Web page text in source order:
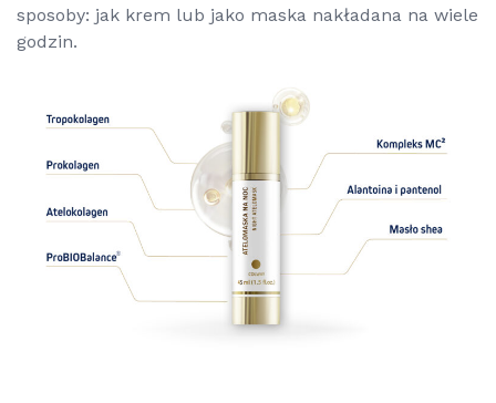
sposoby: jak krem lub jako maska nakładana na wiele
godzin.